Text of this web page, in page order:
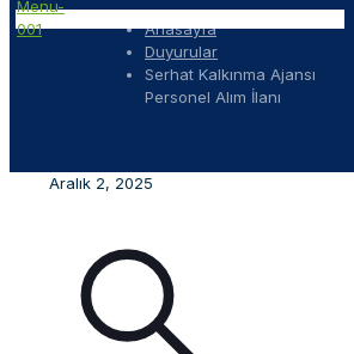
Anasayfa
Duyurular
Serhat Kalkınma Ajansı
Personel Alım İlanı
Aralık 2, 2025